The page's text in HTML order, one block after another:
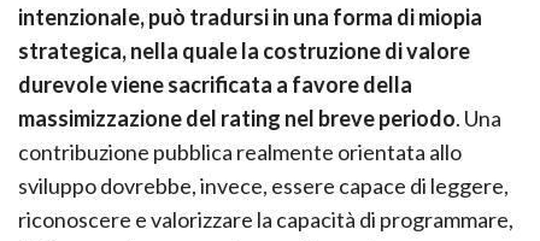
intenzionale, può tradursi in una forma di miopia
strategica, nella quale la costruzione di valore
durevole viene sacrificata a favore della
massimizzazione del rating nel breve periodo. Una
contribuzione pubblica realmente orientata allo
sviluppo dovrebbe, invece, essere capace di leggere,
riconoscere e valorizzare la capacità di programmare,